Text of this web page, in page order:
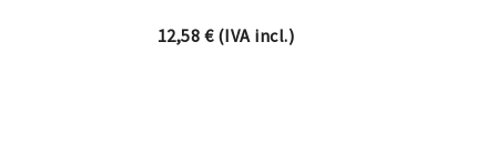
12,58 €(IVA incl.)